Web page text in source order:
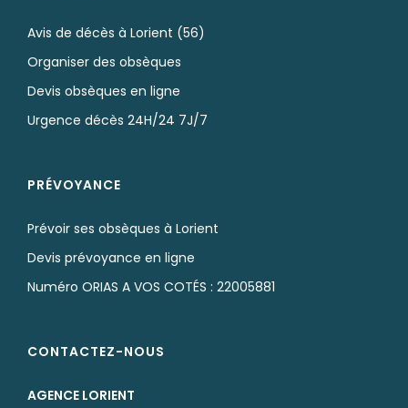
Avis de décès à Lorient (56)
Organiser des obsèques
Devis obsèques en ligne
Urgence décès 24H/24 7J/7
PRÉVOYANCE
Prévoir ses obsèques à Lorient
Devis prévoyance en ligne
Numéro ORIAS A VOS COTÉS : 22005881
CONTACTEZ-NOUS
AGENCE LORIENT